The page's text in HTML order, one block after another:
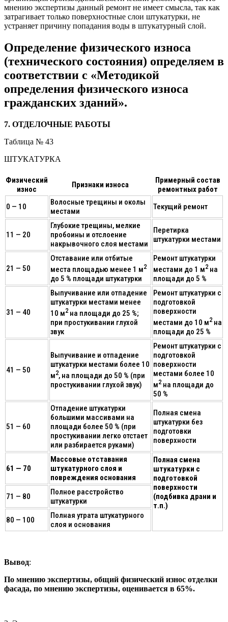
мнению экспертизы данный ремонт не имеет смысла, так как
затрагивает только поверхностные слои штукатурки, не
устраняет причину попадания воды в штукатурный слой.
Определение физического износа
(технического состояния) определяем в
соответствии с «Методикой
определения физического износа
гражданских зданий».
7. ОТДЕЛОЧНЫЕ РАБОТЫ
Таблица № 43
ШТУКАТУРКА
Физический
износ
Признаки износа
Примерный состав
ремонтных работ
0 — 10
Волосные трещины и околы
местами
Текущий ремонт
11 — 20
Глубокие трещины, мелкие
пробоины и отслоение
накрывочного слоя местами
Перетирка
штукатурки местами
21 — 50
Отставание или отбитые
места площадью менее 1 м2
до 5 % площади штукатурки
Ремонт штукатурки
местами до 1 м2на
площади до 5 %
31 — 40
Выпучивание или отпадение
штукатурки местами менее
10 м2 на площади до 25 %;
при простукивании глухой
звук
Ремонт штукатурки с
подготовкой
поверхности
местами до 10 м2 на
площади до 25 %
41 — 50
Выпучивание и отпадение
штукатурки местами более 10
м2, на площади до 50 % (при
простукивании глухой звук)
Ремонт штукатурки с
подготовкой
поверхности
местами более 10
м2 на площади до
50 %
51 — 60
Отпадение штукатурки
большими массивами на
площади более 50 % (при
простукивании легко отстает
или разбирается руками)
Полная смена
штукатурки без
подготовки
поверхности
61 — 70
Массовые отставания
штукатурного слоя и
повреждения основания
Полная смена
штукатурки с
подготовкой
поверхности
(подбивка драни и
т.п.)
71 — 80
Полное расстройство
штукатурки
80 — 100
Полная утрата штукатурного
слоя и основания
Вывод:
По мнению экспертизы, общий физический износ отделки
фасада, по мнению экспертизы, оценивается в 65%.